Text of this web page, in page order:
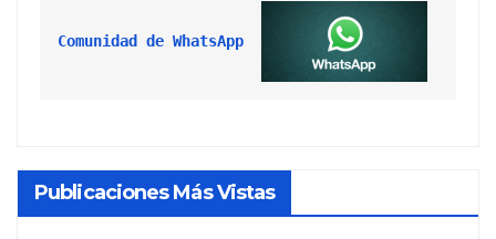
Comunidad de WhatsApp
Publicaciones Más Vistas